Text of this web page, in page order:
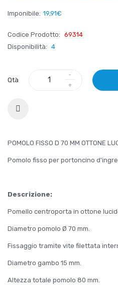
Imponibile: 19,91€
Codice Prodotto: 69314
Disponibilità: 4
Qtà
POMOLO FISSO D 70 MM OTTONE
Pomolo fisso per portoncino
Descrizione:
Pomello centroporta in ottone
Diametro pomolo Ø 70 mm.
Fissaggio tramite vite filettata
Diametro gambo 15 mm.
Altezza totale pomolo 80 mm.